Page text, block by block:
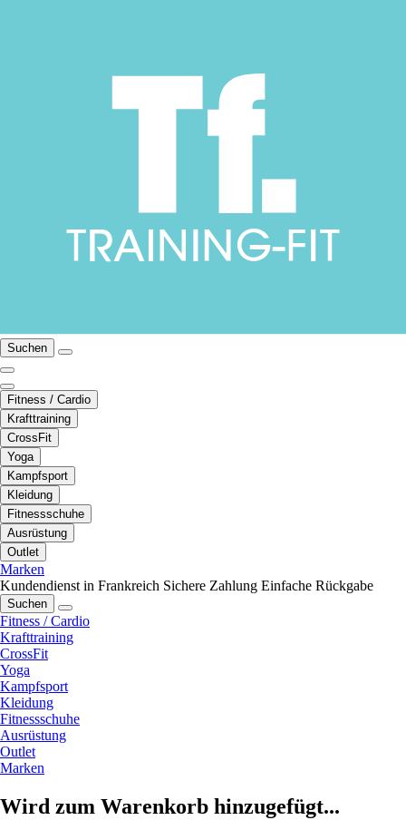
Suchen
Fitness / Cardio
Krafttraining
CrossFit
Yoga
Kampfsport
Kleidung
Fitnessschuhe
Ausrüstung
Outlet
Marken
Kundendienst in Frankreich Sichere Zahlung Einfache Rückgabe
Suchen
Fitness / Cardio
Krafttraining
CrossFit
Yoga
Kampfsport
Kleidung
Fitnessschuhe
Ausrüstung
Outlet
Marken
Wird zum Warenkorb hinzugefügt...